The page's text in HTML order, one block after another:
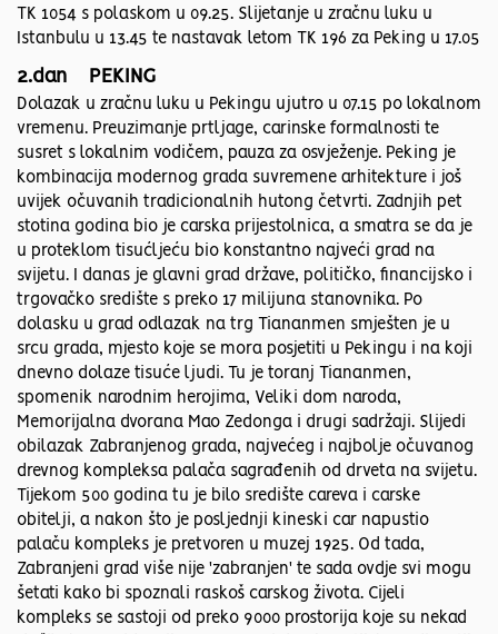
TK 1054 s polaskom u 09.25. Slijetanje u zračnu luku u
Istanbulu u 13.45 te nastavak letom TK 196 za Peking u 17.05
2.dan PEKING
Dolazak u zračnu luku u Pekingu ujutro u 07.15 po lokalnom
vremenu. Preuzimanje prtljage, carinske formalnosti te
susret s lokalnim vodičem, pauza za osvježenje. Peking je
kombinacija modernog grada suvremene arhitekture i još
uvijek očuvanih tradicionalnih hutong četvrti. Zadnjih pet
stotina godina bio je carska prijestolnica, a smatra se da je
u proteklom tisućljeću bio konstantno najveći grad na
svijetu. I danas je glavni grad države, političko, financijsko i
trgovačko središte s preko 17 milijuna stanovnika. Po
dolasku u grad odlazak na trg Tiananmen smješten je u
srcu grada, mjesto koje se mora posjetiti u Pekingu i na koji
dnevno dolaze tisuće ljudi. Tu je toranj Tiananmen,
spomenik narodnim herojima, Veliki dom naroda,
Memorijalna dvorana Mao Zedonga i drugi sadržaji. Slijedi
obilazak Zabranjenog grada, najvećeg i najbolje očuvanog
drevnog kompleksa palača sagrađenih od drveta na svijetu.
Tijekom 500 godina tu je bilo središte careva i carske
obitelji, a nakon što je posljednji kineski car napustio
palaču kompleks je pretvoren u muzej 1925. Od tada,
Zabranjeni grad više nije 'zabranjen' te sada ovdje svi mogu
šetati kako bi spoznali raskoš carskog života. Cijeli
kompleks se sastoji od preko 9000 prostorija koje su nekad